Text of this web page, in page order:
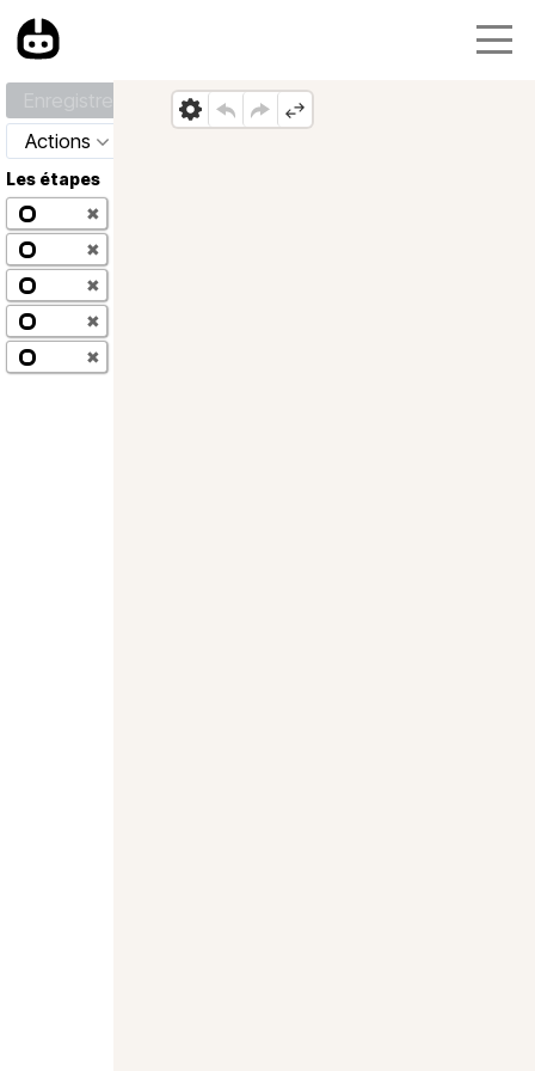
Actions
Les étapes
✖
✖
✖
✖
✖